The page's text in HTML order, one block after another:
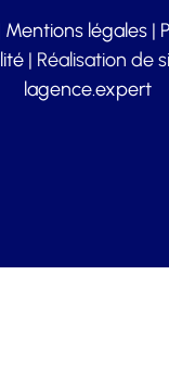
Mentions légales|
| Réalisation de
lagence.expert